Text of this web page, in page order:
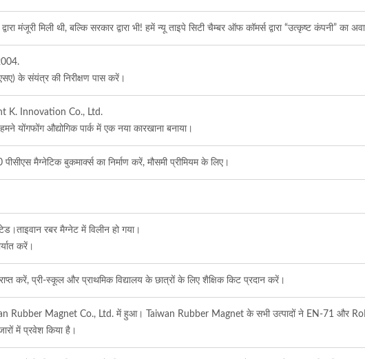
मंजूरी मिली थी, बल्कि सरकार द्वारा भी! हमें न्यू ताइपे सिटी चैम्बर ऑफ कॉमर्स द्वारा “उत्कृष्ट कंपनी” का
के संयंत्र की निरीक्षण पास करें।
K. Innovation Co., Ltd.
योंगफोंग औद्योगिक पार्क में एक नया कारखाना बनाया।
मैग्नेटिक बुकमार्क्स का निर्माण करें, मौसमी प्रीमियम के लिए।
रबर मैग्नेट में विलीन हो गया।
करें।
करें, प्री-स्कूल और प्राथमिक विद्यालय के छात्रों के लिए शैक्षिक किट प्रदान करें।
Rubber Magnet Co., Ltd. में हुआ। Taiwan Rubber Magnet के सभी उत्पादों ने EN-71 और RoHS
में प्रवेश किया है।